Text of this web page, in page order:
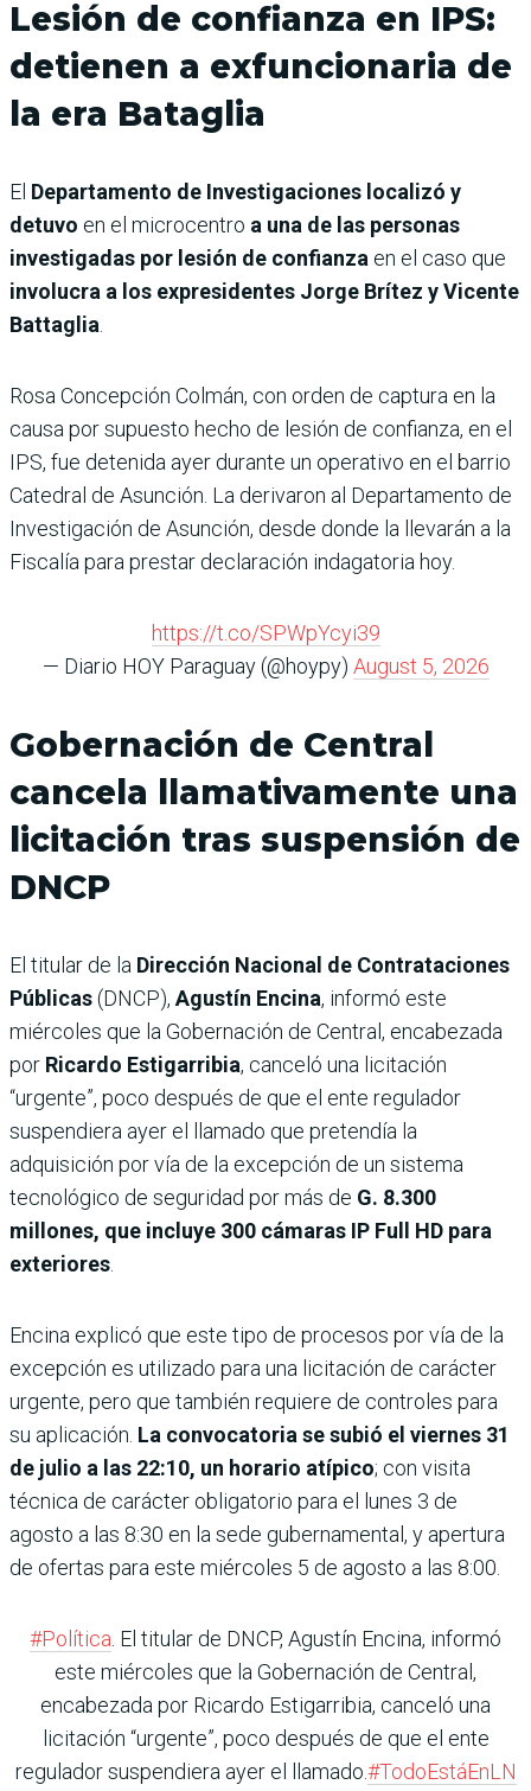
Lesión de confianza en IPS:
detienen a exfuncionaria de
la era Bataglia
El Departamento de Investigaciones localizó y
detuvo en el microcentro a una de las personas
investigadas por lesión de confianza en el caso que
involucra a los expresidentes Jorge Brítez y Vicente
Battaglia.
Rosa Concepción Colmán, con orden de captura en la
causa por supuesto hecho de lesión de confianza, en el
IPS, fue detenida ayer durante un operativo en el barrio
Catedral de Asunción. La derivaron al Departamento de
Investigación de Asunción, desde donde la llevarán a la
Fiscalía para prestar declaración indagatoria hoy.
https://t.co/SPWpYcyi39
— Diario HOY Paraguay (@hoypy) August 5, 2026
Gobernación de Central
cancela llamativamente una
licitación tras suspensión de
DNCP
El titular de la Dirección Nacional de Contrataciones
Públicas(DNCP), Agustín Encina, informó este
miércoles que la Gobernación de Central, encabezada
por Ricardo Estigarribia, canceló una licitación
“urgente”, poco después de que el ente regulador
suspendiera ayer el llamado que pretendía la
adquisición por vía de la excepción de un sistema
tecnológico de seguridad por más de G. 8.300
millones, que incluye 300 cámaras IP Full HD para
exteriores.
Encina explicó que este tipo de procesos por vía de la
excepción es utilizado para una licitación de carácter
urgente, pero que también requiere de controles para
su aplicación. La convocatoria se subió el viernes 31
de julio a las 22:10, un horario atípico; con visita
técnica de carác­ter obligatorio para el lunes 3 de
agosto a las 8:30 en la sede gubernamental, y apertura
de ofertas para este miérco­les 5 de agosto a las 8:00.
#Política. El titular de DNCP, Agustín Encina, informó
este miércoles que la Gobernación de Central,
encabezada por Ricardo Estigarribia, canceló una
licitación “urgente”, poco después de que el ente
regulador suspendiera ayer el llamado.#TodoEstáEnLN